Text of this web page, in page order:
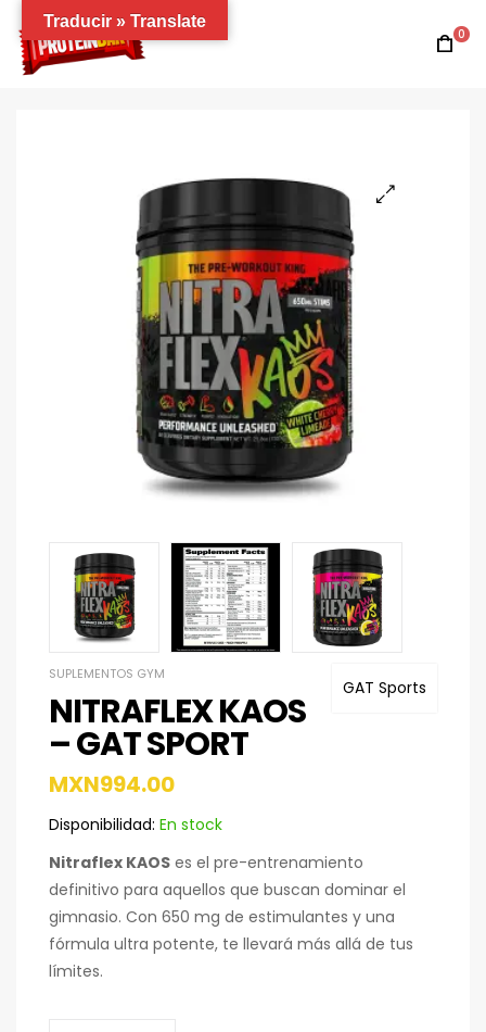
0
GAT Sports
SUPLEMENTOS GYM
NITRAFLEX KAOS
– GAT SPORT
MXN994.00
Disponibilidad: En stock
Nitraflex KAOS es el pre-entrenamiento
definitivo para aquellos que buscan dominar el
gimnasio. Con 650 mg de estimulantes y una
fórmula ultra potente, te llevará más allá de tus
límites.
Traducir » Translate